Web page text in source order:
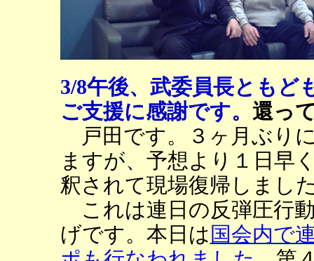
3/8午後、武委員長ともど
ご支援に感謝です。 還っ
戸田です。３ヶ月ぶり
ますが、予想より１日早
釈されて現場復帰しまし
これは連日の反弾圧行
げです。本日は 国会内で